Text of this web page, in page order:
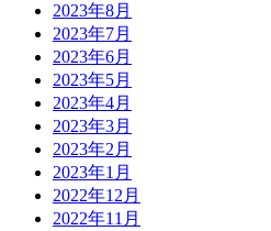
2023年8月
2023年7月
2023年6月
2023年5月
2023年4月
2023年3月
2023年2月
2023年1月
2022年12月
2022年11月